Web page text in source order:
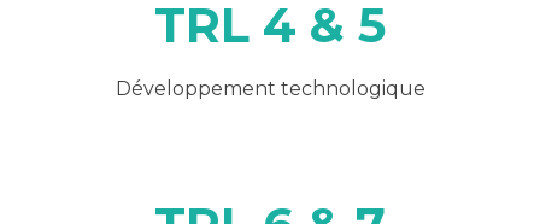
TRL 4 & 5
Développement technologique